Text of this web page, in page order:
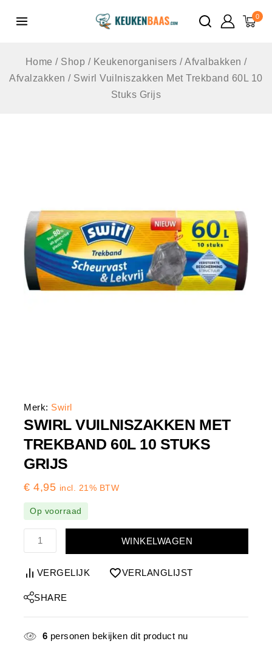
inhoud
0
Home / Shop / Keukenorganisers / Afvalbakken /
Afvalzakken / Swirl Vuilniszakken Met Trekband 60L 10
Stuks Grijs
Merk: Swirl
SWIRL VUILNISZAKKEN MET
TREKBAND 60L 10 STUKS
GRIJS
€ 4,95 incl. 21% BTW
Op voorraad
WINKELWAGEN
VERGELIJK VERLANGLIJST
SHARE
6 personen bekijken dit product nu